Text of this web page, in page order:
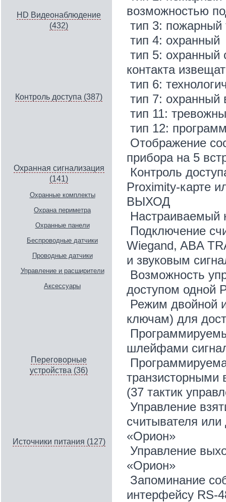
HD Видеонаблюдение
(432)
Контроль доступа (387)
Охранная сигнализация
(141)
Охранные комплекты
Охрана периметра
Охранные панели
Беспроводные датчики
Проводные датчики
Управление и расширители
Аксессуары
Переговорные
устройства (36)
Источники питания (127)
возможностью
тип 3: пожарный
тип 4: охранный
тип 5: охранный
контакта
тип 6:
тип 7: охранный
тип 11:
тип 12:
Отображение
прибора на 5
Контроль
Proximity-карте
ВЫХОД
Настраиваемый
Подключение
Wiegand, ABA
и звуковым
Возможность
доступом одной
Режим двойной
ключам) для
шлейфами
транзисторными
(37 тактик
Управление
считывателя
«Орион»
Управление
«Орион»
Запоминание
интерфейсу RS-